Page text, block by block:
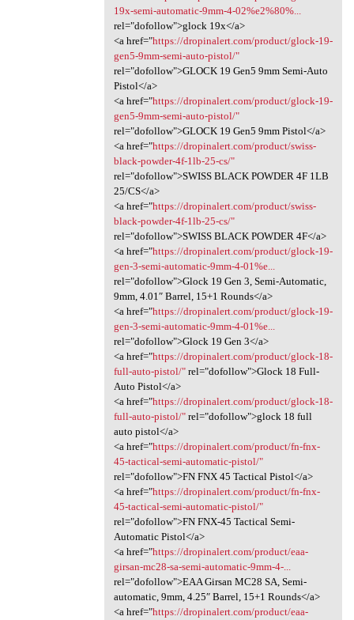
19x-semi-automatic-9mm-4-02%e2%80%...
rel="dofollow">glock 19x</a>
<a href="https://dropinalert.com/product/glock-19-
gen5-9mm-semi-auto-pistol/"
rel="dofollow">GLOCK 19 Gen5 9mm Semi-Auto
Pistol</a>
<a href="https://dropinalert.com/product/glock-19-
gen5-9mm-semi-auto-pistol/"
rel="dofollow">GLOCK 19 Gen5 9mm Pistol</a>
<a href="https://dropinalert.com/product/swiss-
black-powder-4f-1lb-25-cs/"
rel="dofollow">SWISS BLACK POWDER 4F 1LB
25/CS</a>
<a href="https://dropinalert.com/product/swiss-
black-powder-4f-1lb-25-cs/"
rel="dofollow">SWISS BLACK POWDER 4F</a>
<a href="https://dropinalert.com/product/glock-19-
gen-3-semi-automatic-9mm-4-01%e...
rel="dofollow">Glock 19 Gen 3, Semi-Automatic,
9mm, 4.01″ Barrel, 15+1 Rounds</a>
<a href="https://dropinalert.com/product/glock-19-
gen-3-semi-automatic-9mm-4-01%e...
rel="dofollow">Glock 19 Gen 3</a>
<a href="https://dropinalert.com/product/glock-18-
full-auto-pistol/"rel="dofollow">Glock 18 Full-
Auto Pistol</a>
<a href="https://dropinalert.com/product/glock-18-
full-auto-pistol/"rel="dofollow">glock 18 full
auto pistol</a>
<a href="https://dropinalert.com/product/fn-fnx-
45-tactical-semi-automatic-pistol/"
rel="dofollow">FN FNX 45 Tactical Pistol</a>
<a href="https://dropinalert.com/product/fn-fnx-
45-tactical-semi-automatic-pistol/"
rel="dofollow">FN FNX-45 Tactical Semi-
Automatic Pistol</a>
<a href="https://dropinalert.com/product/eaa-
girsan-mc28-sa-semi-automatic-9mm-4-...
rel="dofollow">EAA Girsan MC28 SA, Semi-
automatic, 9mm, 4.25″ Barrel, 15+1 Rounds</a>
<a href="https://dropinalert.com/product/eaa-